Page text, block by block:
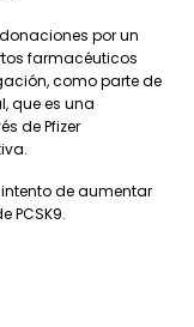
por un
farmacéuticos
como parte de
que es una
de Pfizer
de aumentar
PCSK9.